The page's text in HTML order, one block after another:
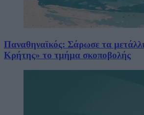
Παναθηναϊκός: Σάρωσε τα
Κρήτης» το τμήμα σκοποβολής